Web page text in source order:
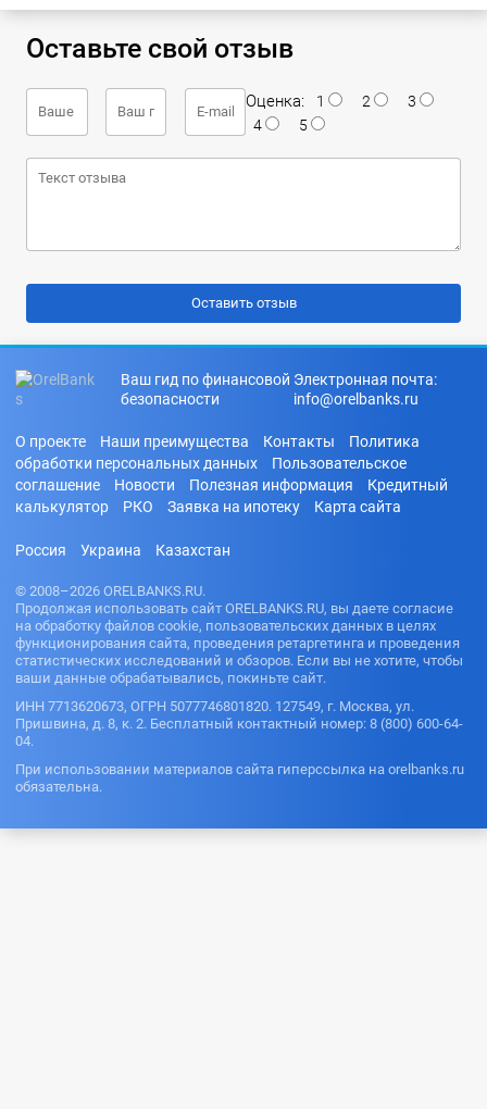
Оставьте свой отзыв
Оценка: 1 2
3
4
5
Ваш гид по финансовой
безопасности
Электронная почта:
info@orelbanks.ru
О проекте Наши преимущества Контакты
Политика
обработки персональных данных
Пользовательское
соглашение
Новости Полезная информация
Кредитный
калькулятор
РКО Заявка на ипотеку Карта сайта
Россия Украина Казахстан
© 2008–2026 ORELBANKS.RU.
Продолжая использовать сайт ORELBANKS.RU, вы даете согласие
на обработку файлов cookie, пользовательских данных в целях
функционирования сайта, проведения ретаргетинга и проведения
статистических исследований и обзоров. Если вы не хотите, чтобы
ваши данные обрабатывались, покиньте сайт.
ИНН 7713620673, ОГРН 5077746801820. 127549, г. Москва, ул.
Пришвина, д. 8, к. 2. Бесплатный контактный номер: 8 (800) 600-64-
04.
При использовании материалов сайта гиперссылка на orelbanks.ru
обязательна.